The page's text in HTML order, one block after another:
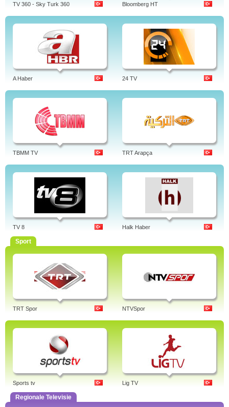
TV 360 - Sky Turk 360 Bloomberg HT
A Haber 24 TV
TBMM TV TRT Arapça
TV 8 Halk Haber
Sport
TRT Spor NTVSpor
Sports tv Lig TV
Regionale Televisie